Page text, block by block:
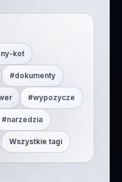
kot
#dokumenty
#wypozycze
#narzedzia
Wszystkie tagi